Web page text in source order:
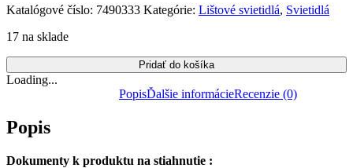
Katalógové číslo: 7490333 Kategórie: Lištové svietidlá, Svietidlá
17 na sklade
Pridať do košíka
Loading...
PopisĎalšie informácieRecenzie (0)
Popis
Dokumenty k produktu na stiahnutie :